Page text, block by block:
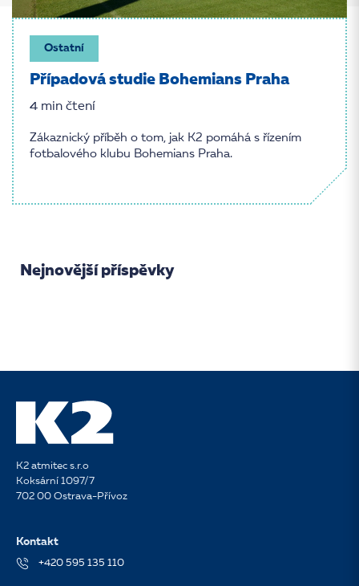
Ostatní
Případová studie Bohemians Praha
4 min čtení
Zákaznický příběh o tom, jak K2 pomáhá s řízením
fotbalového klubu Bohemians Praha.
Nejnovější příspěvky
K2 atmitec s.r.o
Koksární 1097/7
702 00 Ostrava-Přívoz
Kontakt
+420 595 135 110